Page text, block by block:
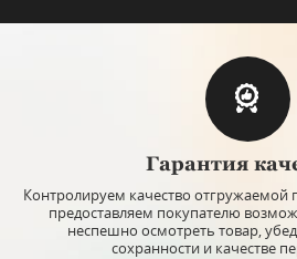
Гарантия
Контролируем качество отгружаемой
предоставляем покупателю
неспешно осмотреть товар,
сохранности и качестве